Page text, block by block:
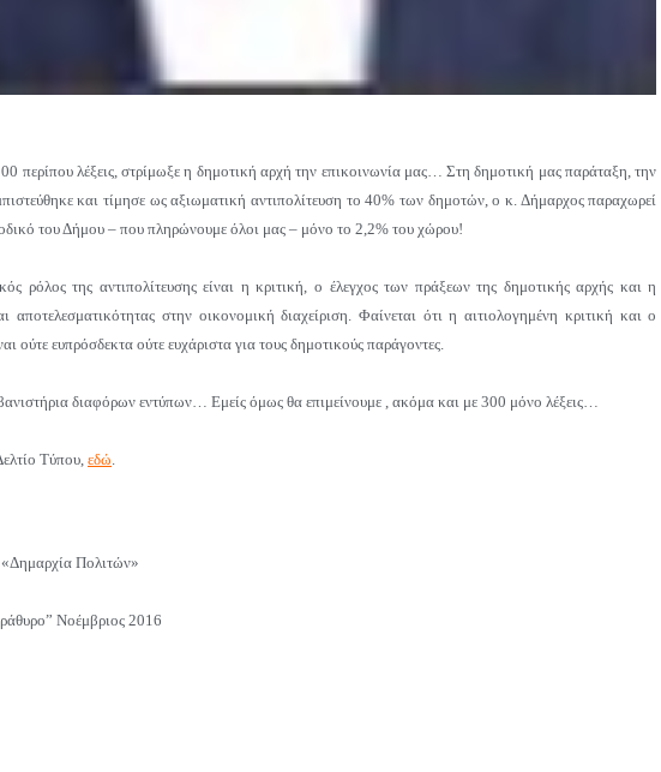
περίπου λέξεις, στρίμωξε η δημοτική αρχή την επικοινωνία μας… Στη δημοτική μας παράταξη, την
και τίμησε ως αξιωματική αντιπολίτευση το 40% των δημοτών, ο κ. Δήμαρχος παραχωρεί
του Δήμου – που πληρώνουμε όλοι μας – μόνο το 2,2% του χώρου!
ρόλος της αντιπολίτευσης είναι η κριτική, ο έλεγχος των πράξεων της δημοτικής αρχής και η
αποτελεσματικότητας στην οικονομική διαχείριση. Φαίνεται ότι η αιτιολογημένη κριτική και ο
ούτε ευπρόσδεκτα ούτε ευχάριστα για τους δημοτικούς παράγοντες.
διαφόρων εντύπων… Εμείς όμως θα επιμείνουμε , ακόμα και με 300 μόνο λέξεις…
Τύπου, εδώ
Πολιτών»
Νοέμβριος 2016